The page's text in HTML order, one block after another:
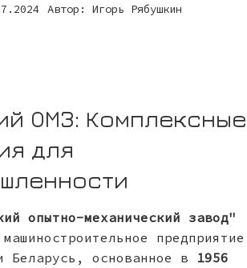
Автор: Игорь Рябушкин
ОМЗ: Комплексные
для
опытно-механический завод"
предприятие
Беларусь, основанное в 1956